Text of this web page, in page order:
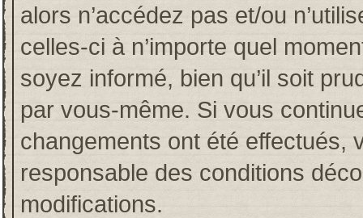
alors n’accédez pas et/ou
celles-ci à n’importe quel
soyez informé, bien qu’il soit
par vous-même. Si vous
changements ont été effectués,
responsable des conditions
modifications.